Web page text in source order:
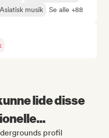
Asiatisk musik Se alle +88
lide disse
profil